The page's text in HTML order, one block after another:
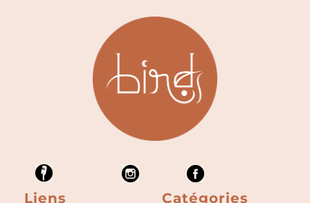
Liens Catégories